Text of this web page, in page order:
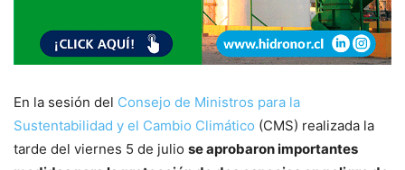
En la sesión del Consejo de Ministros para la
Sustentabilidad y el Cambio Climático (CMS) realizada la
tarde del viernes 5 de julio se aprobaron importantes